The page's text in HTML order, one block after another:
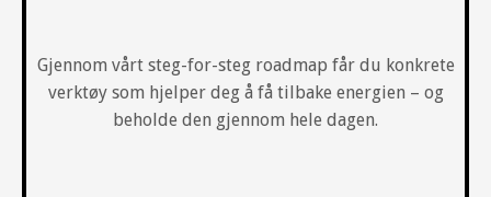
Gjennom vårt steg-for-steg roadmap får du konkrete
verktøy som hjelper deg å få tilbake energien – og
beholde den gjennom hele dagen.